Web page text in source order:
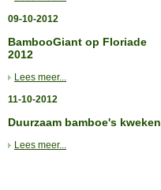
09-10-2012
BambooGiant op Floriade
2012
Lees meer...
11-10-2012
Duurzaam bamboe's kweken
Lees meer...